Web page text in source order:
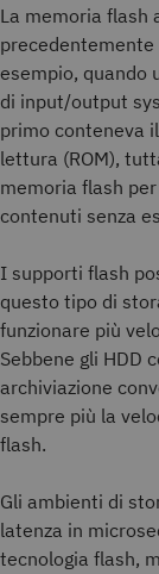
La memoria flash
esempio, quando
di input/output
primo conteneva
lettura (ROM),
memoria flash
contenuti senza
I supporti flash
questo tipo di
funzionare più
Sebbene gli HDD
archiviazione
sempre più la
flash.
Gli ambienti di
latenza in
tecnologia flash,